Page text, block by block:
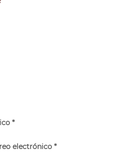
*
electrónico *